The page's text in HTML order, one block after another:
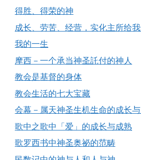
得胜、得荣的神
成长、劳苦、经营，实化主所给
我的一生
摩西－一个承当神圣託付的神人
教会是基督的身体
教会生活的七大宝藏
会幕－属天神圣生机生命的成长
歌中之歌中「爱」的成长与成熟
歌罗西书中神圣奥祕的范畴